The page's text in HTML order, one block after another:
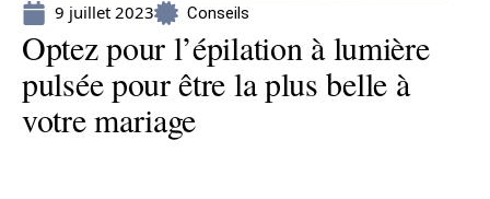
9 juillet 2023 Conseils
Optez pour l’épilation à lumière
pulsée pour être la plus belle à
votre mariage